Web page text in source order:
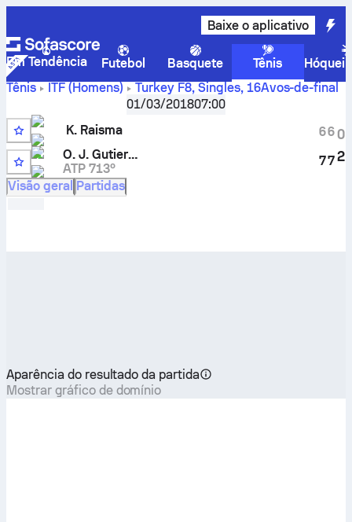
Baixe o aplicativo
Em Tendência Futebol Basquete Tênis
Hóquei
Tênis
ITF (Homens) Turkey F8, Singles, 16Avos-de-final
vsOscar Jose Gutierrez
e H2H
01/03/201807:00
Q
K. Raisma
O. J. Gutierrez
ATP 713º
6
7
6
7
0
2
Visão geral Partidas
Aparência do resultado da partida
Mostrar gráfico de domínio